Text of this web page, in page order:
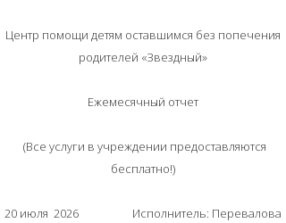
Центр помощи детям оставшимся без попечения
родителей «Звездный»
Ежемесячный отчет
(Все услуги в учреждении предоставляются
бесплатно!)
20 июля 2026 Исполнитель: Перевалова